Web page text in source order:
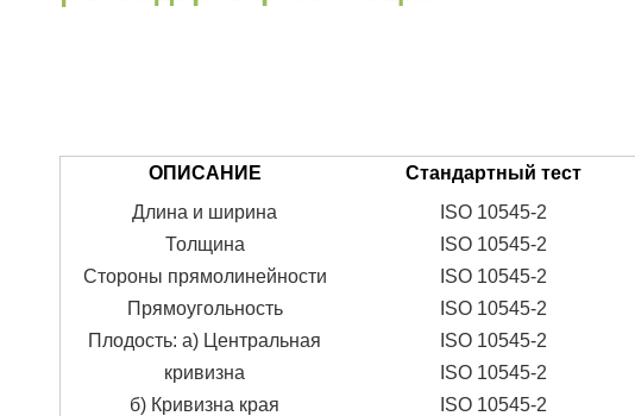
ОПИСАНИЕ Стандартный тест
Длина и ширина
ISO 10545-2
Толщина
ISO 10545-2
Стороны прямолинейности
ISO 10545-2
Прямоугольность
ISO 10545-2
Плодость: а) Центральная
кривизна
б) Кривизна края
ISO 10545-2
ISO 10545-2
ISO 10545-2